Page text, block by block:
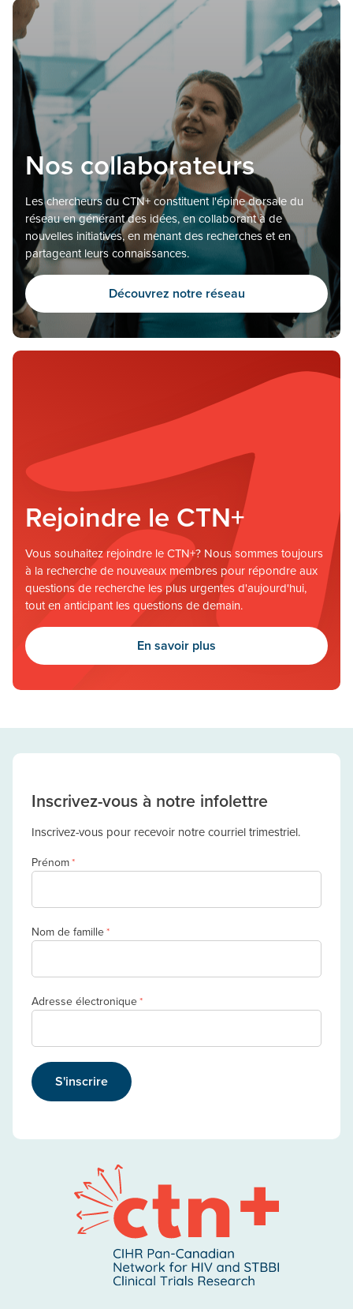
Nos collaborateurs
Les chercheurs du CTN+ constituent l'épine dorsale du
réseau en générant des idées, en collaborant à de
nouvelles initiatives, en menant des recherches et en
partageant leurs connaissances.
Découvrez notre réseau
Rejoindre le CTN+
Vous souhaitez rejoindre le CTN+? Nous sommes toujours
à la recherche de nouveaux membres pour répondre aux
questions de recherche les plus urgentes d'aujourd'hui,
tout en anticipant les questions de demain.
En savoir plus
Inscrivez-vous à notre infolettre
Inscrivez-vous pour recevoir notre courriel trimestriel.
Prénom*
Nom de famille*
Adresse électronique*
S'inscrire